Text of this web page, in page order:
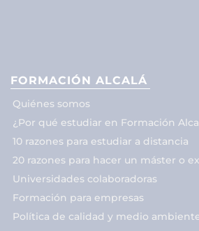
FORMACIÓN ALCALÁ
Quiénes somos
¿Por qué estudiar en Formación
10 razones para estudiar a distancia
20 razones para hacer un máster o
Universidades colaboradoras
Formación para empresas
Política de calidad y medio